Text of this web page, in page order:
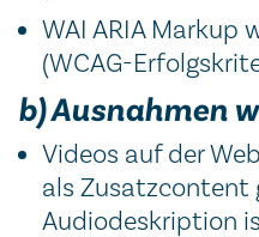
WAI ARIA Markup
(WCAG-
b) Ausnahmen
Videos auf der
als Zusatzcontent
Audiodeskription